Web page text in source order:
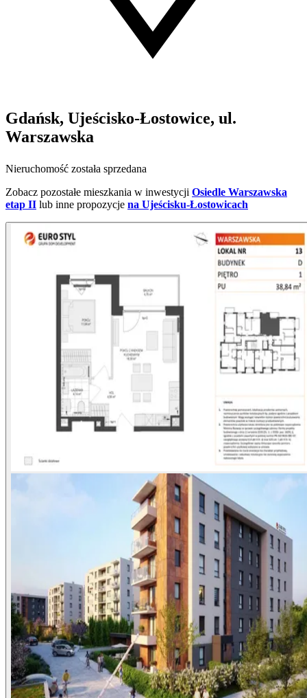
Gdańsk, Ujeścisko-Łostowice, ul.
Warszawska
Nieruchomość została sprzedana
Zobacz pozostałe mieszkania w inwestycji Osiedle Warszawska
etap II lub inne propozycje na Ujeścisku-Łostowicach